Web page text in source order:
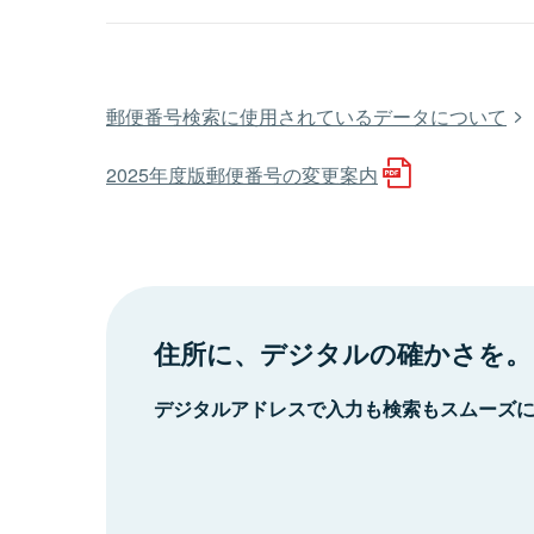
郵便番号検索に使用されているデータについて
2025年度版郵便番号の変更案内
住所に、デジタルの確かさを。
デジタルアドレスで入力も検索もスムーズ